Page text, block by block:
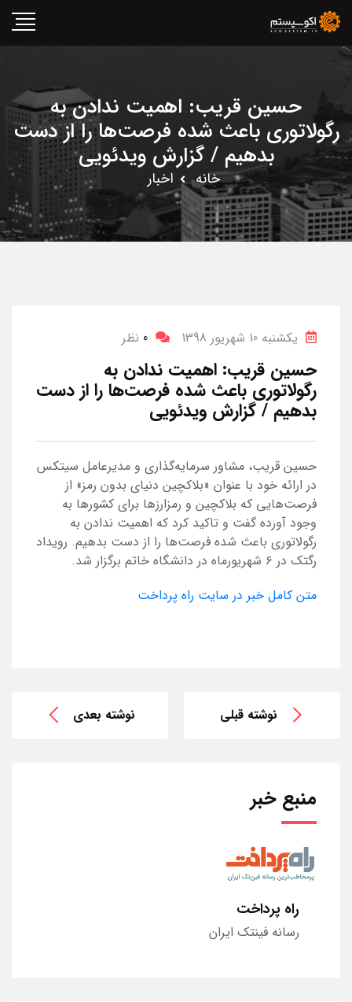
حسین قریب: اهمیت ندادن به
رگولاتوری باعث شده فرصت‌ها را از دست
بدهیم / گزارش ویدئویی
خانه اخبار
یکشنبه 10 شهریور 1398 0 نظر
حسین قریب: اهمیت ندادن به
رگولاتوری باعث شده فرصت‌ها را از دست
بدهیم / گزارش ویدئویی
حسین قریب، مشاور سرمایه‌گذاری و مدیرعامل سیتکس
در ارائه خود با عنوان «بلاکچین دنیای بدون رمز» از
فرصت‌هایی که بلاکچین و رمزارزها برای کشورها به
وجود آورده گفت و تاکید کرد که اهمیت ندادن به
رگولاتوری باعث شده فرصت‌ها را از دست بدهیم. رویداد
رگ‎تک در ۶ شهریورماه در دانشگاه خاتم برگزار شد.
متن کامل خبر در سایت راه پرداخت
نوشته قبلی نوشته بعدی
منبع خبر
راه پرداخت
رسانه فینتک ایران